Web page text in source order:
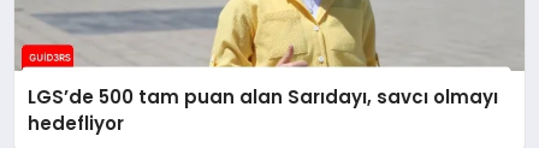
LGS’de 500 tam puan alan Sarıdayı, savcı olmayı
hedefliyor